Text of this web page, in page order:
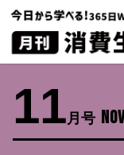
11月 号